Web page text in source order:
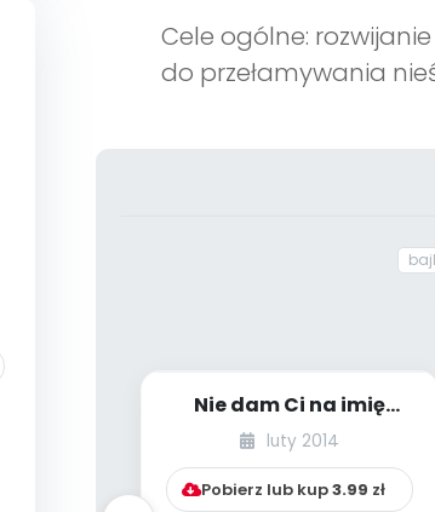
Cele ogólne:
do przełamywania
Nie dam Ci na imię
Kasia… [scenariusz
przedstawienia]...
luty 2014
Pobierz lub kup3.99 zł